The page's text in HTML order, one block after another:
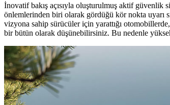
İnovatif bakış açısıyla oluşturulmuş aktif güvenlik
önlemlerinden biri olarak gördüğü kör nokta uyarı
vizyona sahip sürücüler için yarattığı
bir bütün olarak düşünebilirsiniz. Bu nedenle